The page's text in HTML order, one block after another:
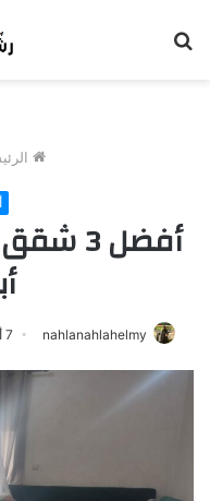
أفضل
nahlanahlahelmy 7 أبريل، 2023